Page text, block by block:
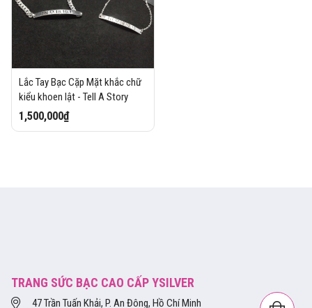
Lắc Tay Bạc Cặp Mặt khắc chữ
kiểu khoen lật - Tell A Story
1,500,000₫
TRANG SỨC BẠC CAO CẤP YSILVER
47 Trần Tuấn Khải, P. An Đông, Hồ Chí Minh